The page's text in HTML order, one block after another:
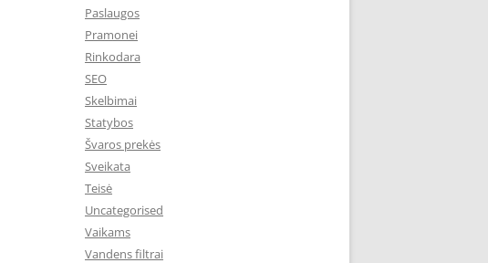
Paslaugos
Pramonei
Rinkodara
SEO
Skelbimai
Statybos
Švaros prekės
Sveikata
Teisė
Uncategorised
Vaikams
Vandens filtrai